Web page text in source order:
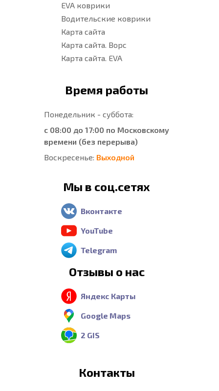
EVA коврики
Водительские коврики
Карта сайта
Карта сайта. Ворс
Карта сайта. EVA
Время работы
Понедельник - суббота:
с 08:00 до 17:00 по Московскому
времени (без перерыва)
Воскресенье: Выходной
Мы в соц.сетях
Вконтакте
YouTube
Telegram
Отзывы о нас
Яндекс Карты
Google Maps
2 GIS
Контакты